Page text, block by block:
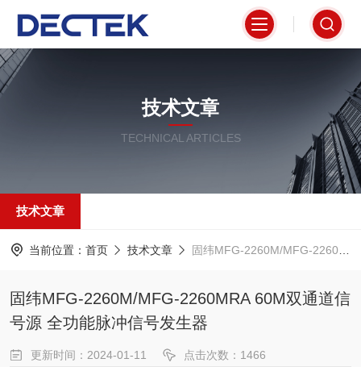
技术文章
TECHNICAL ARTICLES
技术文章
当前位置： 首页 技术文章 固纬MFG-2260M/MFG-2260MRA 60M双通道信号源 全功能脉冲信号发生器
固纬MFG-2260M/MFG-2260MRA 60M双通道信
号源 全功能脉冲信号发生器
更新时间：2024-01-11 点击次数：1466